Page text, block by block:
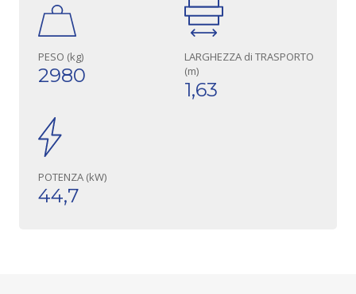
PESO (kg)
2980
LARGHEZZA di TRASPORTO
(m)
1,63
POTENZA (kW)
44,7